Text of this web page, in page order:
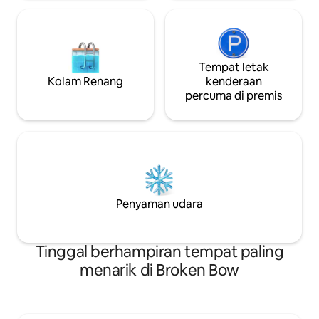
Kolam Renang
Tempat letak
kenderaan
percuma di premis
Penyaman udara
Tinggal berhampiran tempat paling
menarik di Broken Bow